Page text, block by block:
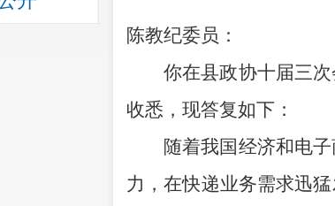
陈教纪委员：
你在县政协十届三
收悉，现答复如下：
随着我国经济和电
力，在快递业务需求迅